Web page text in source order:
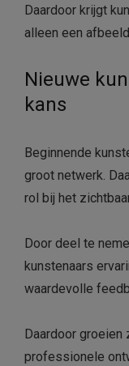
Daardoor krijgt
alleen een
Nieuwe
kans
Beginnende
groot netwerk.
rol bij het
Door deel te
kunstenaars
waardevolle
Daardoor groeien
professionele